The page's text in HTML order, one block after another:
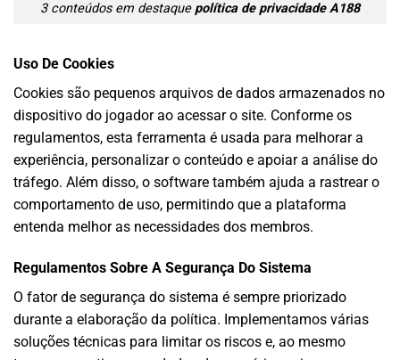
3 conteúdos em destaquepolítica de privacidade A188
Uso De Cookies
Cookies são pequenos arquivos de dados armazenados no
dispositivo do jogador ao acessar o site. Conforme os
regulamentos, esta ferramenta é usada para melhorar a
experiência, personalizar o conteúdo e apoiar a análise do
tráfego. Além disso, o software também ajuda a rastrear o
comportamento de uso, permitindo que a plataforma
entenda melhor as necessidades dos membros.
Regulamentos Sobre A Segurança Do Sistema
O fator de segurança do sistema é sempre priorizado
durante a elaboração da política. Implementamos várias
soluções técnicas para limitar os riscos e, ao mesmo